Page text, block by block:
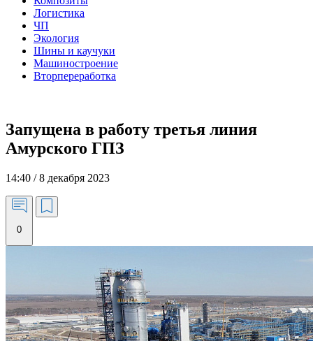
Логистика
ЧП
Экология
Шины и каучуки
Машиностроение
Вторпереработка
Запущена в работу третья линия
Амурского ГПЗ
14:40 / 8 декабря 2023
0